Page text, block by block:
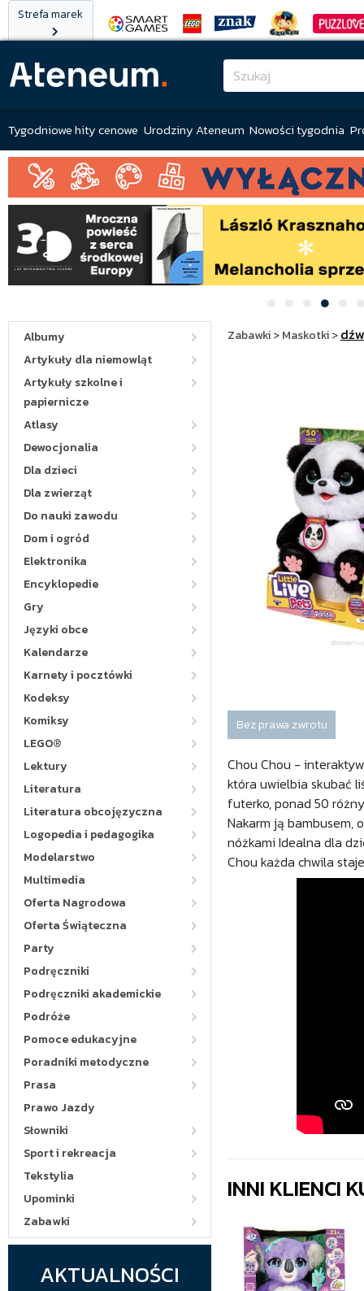
Strefa marek
Tygodniowe hity cenowe Urodziny Ateneum Nowości tygodnia
Albumy
Artykuły dla niemowląt
Artykuły szkolne i
papiernicze
Atlasy
Dewocjonalia
Dla dzieci
Dla zwierząt
Do nauki zawodu
Dom i ogród
Elektronika
Encyklopedie
Gry
Języki obce
Kalendarze
Karnety i pocztówki
Kodeksy
Komiksy
LEGO®
Lektury
Literatura
Literatura obcojęzyczna
Logopedia i pedagogika
Modelarstwo
Multimedia
Oferta Nagrodowa
Oferta Świąteczna
Party
Podręczniki
Podręczniki akademickie
Podróże
Pomoce edukacyjne
Poradniki metodyczne
Prasa
Prawo Jazdy
Słowniki
Sport i rekreacja
Tekstylia
Upominki
Zabawki
AKTUALNOŚCI
Zabawki>Maskotki>
Bez prawa zwrotu
Chou Chou -
która uwielbia skubać
futerko, ponad 50
Nakarm ją bambusem,
nóżkami Idealna dla
Chou każda chwila
INNI KLIENCI